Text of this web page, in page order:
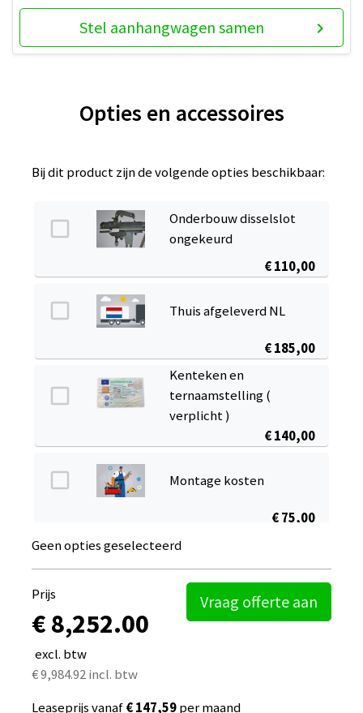
Stel aanhangwagen samen keyboard_arrow_right
Opties en accessoires
Bij dit product zijn de volgende opties beschikbaar:
Onderbouw disselslot
ongekeurd
€ 110,00
Thuis afgeleverd NL
€ 185,00
Kenteken en
ternaamstelling (
verplicht )
€ 140,00
Montage kosten
€ 75,00
Onderbouw disselslot
SCM
€ 145,00
Geen opties geselecteerd
Prijs
€ 8,252.00
excl. btw
€ 9,984.92 incl. btw
Vraag offerte aan
Leaseprijs vanaf€ 147,59per maand